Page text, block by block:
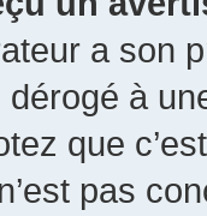
a son
à
que
pas